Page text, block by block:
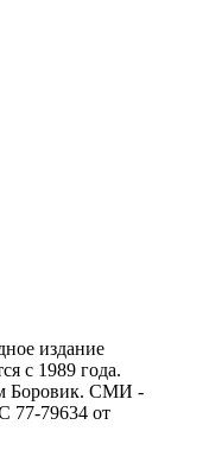
издание
с 1989 года.
Боровик. CМИ -
77-79634 от